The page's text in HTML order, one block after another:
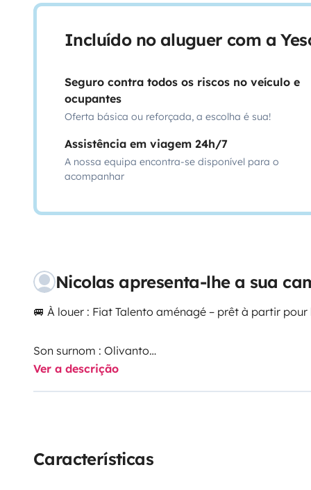
Incluído no aluguer com a
Seguro contra todos os riscos no veículo e
ocupantes
Oferta básica ou reforçada, a escolha é sua!
Assistência em viagem 24h/7
A nossa equipa encontra-se disponível para o
acompanhar
Nicolas apresenta-lhe a sua
🚐 À louer : Fiat Talento aménagé – prêt à partir pour
Son surnom : Olivanto
Envie de partir en road trip sans prise de tête ?
✨ Ce que vous allez adorer :
Ver a descrição
Características